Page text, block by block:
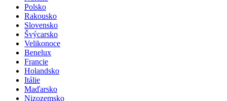
Polsko
Rakousko
Slovensko
Švýcarsko
Velikonoce
Benelux
Francie
Holandsko
Itálie
Maďarsko
Nizozemsko